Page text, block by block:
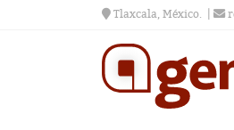
Tlaxcala, México.